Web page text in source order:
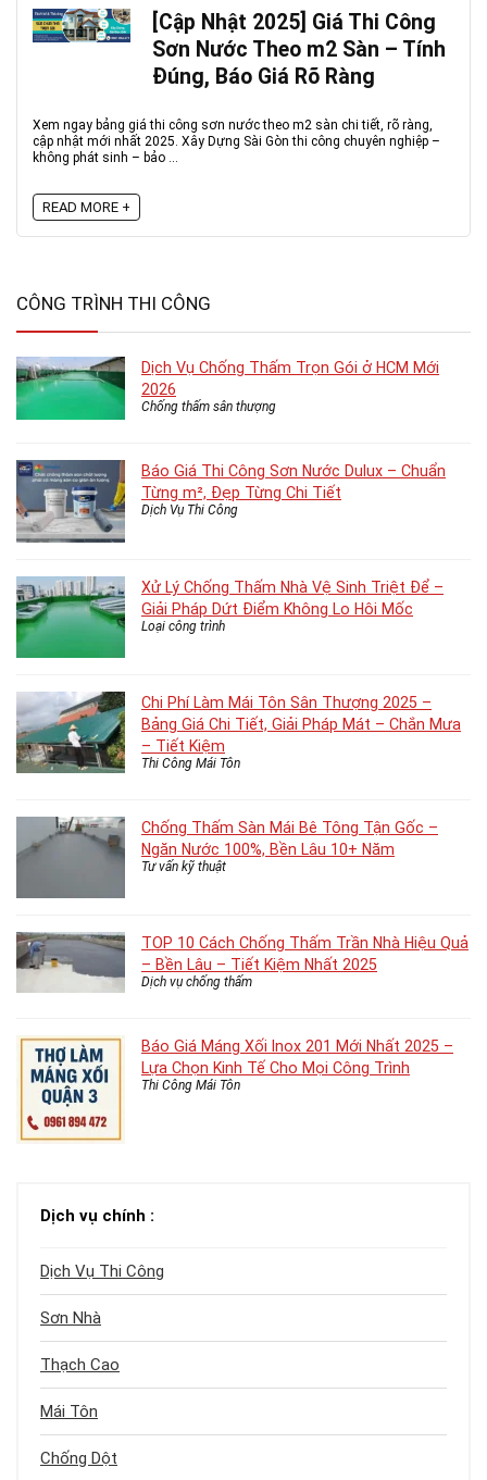
[Cập Nhật 2025] Giá Thi Công
Sơn Nước Theo m2 Sàn – Tính
Đúng, Báo Giá Rõ Ràng
Xem ngay bảng giá thi công sơn nước theo m2 sàn chi tiết, rõ ràng,
cập nhật mới nhất 2025. Xây Dựng Sài Gòn thi công chuyên nghiệp –
không phát sinh – bảo ...
READ MORE +
CÔNG TRÌNH THI CÔNG
Dịch Vụ Chống Thấm Trọn Gói ở HCM Mới
2026
Chống thấm sân thượng
Báo Giá Thi Công Sơn Nước Dulux – Chuẩn
Từng m², Đẹp Từng Chi Tiết
Dịch Vụ Thi Công
Xử Lý Chống Thấm Nhà Vệ Sinh Triệt Để –
Giải Pháp Dứt Điểm Không Lo Hôi Mốc
Loại công trình
Chi Phí Làm Mái Tôn Sân Thượng 2025 –
Bảng Giá Chi Tiết, Giải Pháp Mát – Chắn Mưa
– Tiết Kiệm
Thi Công Mái Tôn
Chống Thấm Sàn Mái Bê Tông Tận Gốc –
Ngăn Nước 100%, Bền Lâu 10+ Năm
Tư vấn kỹ thuật
TOP 10 Cách Chống Thấm Trần Nhà Hiệu Quả
– Bền Lâu – Tiết Kiệm Nhất 2025
Dịch vụ chống thấm
Báo Giá Máng Xối Inox 201 Mới Nhất 2025 –
Lựa Chọn Kinh Tế Cho Mọi Công Trình
Thi Công Mái Tôn
Dịch vụ chính :
Dịch Vụ Thi Công
Sơn Nhà
Thạch Cao
Mái Tôn
Chống Dột